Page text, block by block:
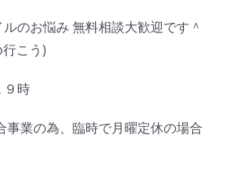
のお悩み 無料相談大歓迎です＾
こう)
９時
業の為、臨時で月曜定休の場合